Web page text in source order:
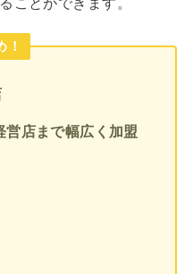
！
営店まで幅広く加盟